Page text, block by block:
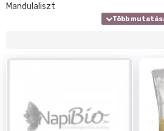
Mandulaliszt